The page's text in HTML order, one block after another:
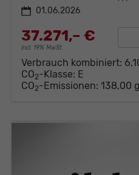
01.06.2026
37.271,– €
incl. 19% MwSt.
Verbrauch kombiniert:
CO2-Klasse: E
CO2-Emissionen: 138,00